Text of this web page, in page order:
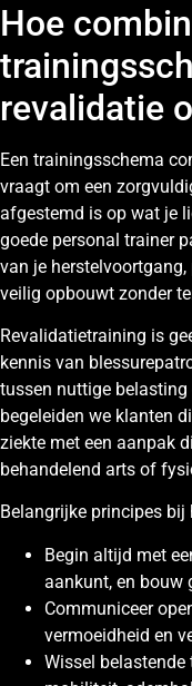
Hoe
revalidatie
Een trainingsschema
vraagt om een
afgestemd is op wat je
goede personal trainer
van je
veilig opbouwt zonder
Revalidatietraining is
kennis van
tussen nuttige belasting
begeleiden we klanten
ziekte met een aanpak
behandelend arts of
Belangrijke principes
Begin altijd met
aankunt, en bouw
Communiceer
vermoeidheid en
Wissel